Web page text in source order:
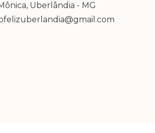
Uberlândia - MG